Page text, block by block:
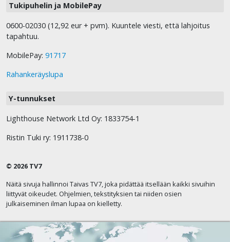
Tukipuhelin ja MobilePay
0600-02030 (12,92 eur + pvm). Kuuntele viesti, että lahjoitus
tapahtuu.
MobilePay: 91717
Rahankeräyslupa
Y-tunnukset
Lighthouse Network Ltd Oy: 1833754-1
Ristin Tuki ry: 1911738-0
© 2026 TV7
Näitä sivuja hallinnoi Taivas TV7, joka pidättää itsellään kaikki sivuihin
liittyvät oikeudet. Ohjelmien, tekstityksien tai niiden osien
julkaiseminen ilman lupaa on kielletty.